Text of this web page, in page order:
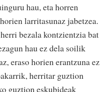
hau, eta horren
larritasunaz jabetzea.
bezala kontzientzia bat
hau ez dela soilik
eraso horien erantzuna ez
herritar guztion
guztion eskubideak